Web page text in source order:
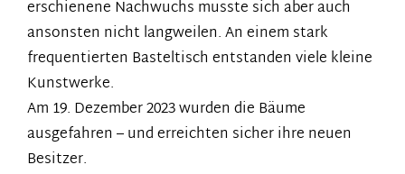
erschienene Nachwuchs musste sich aber auch
ansonsten nicht langweilen. An einem stark
frequentierten Basteltisch entstanden viele kleine
Kunstwerke.
Am 19. Dezember 2023 wurden die Bäume
ausgefahren – und erreichten sicher ihre neuen
Besitzer.